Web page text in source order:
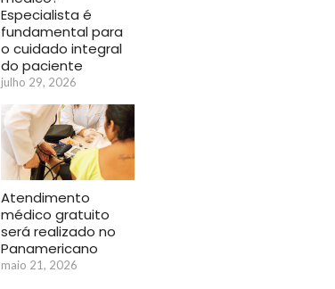
Especialista é
fundamental para
o cuidado integral
do paciente
julho 29, 2026
Atendimento
médico gratuito
será realizado no
Panamericano
maio 21, 2026